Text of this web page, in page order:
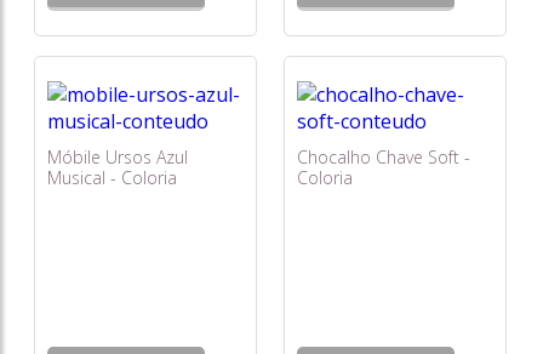
Móbile Ursos Azul
Musical - Coloria
Chocalho Chave Soft -
Coloria